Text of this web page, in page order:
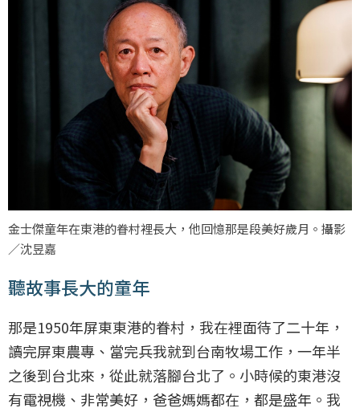
金士傑童年在東港的眷村裡長大，他回憶那是段美好歲月。攝影
／沈昱嘉
聽故事長大的童年
那是1950年屏東東港的眷村，我在裡面待了二十年，
讀完屏東農專、當完兵我就到台南牧場工作，一年半
之後到台北來，從此就落腳台北了。小時候的東港沒
有電視機、非常美好，爸爸媽媽都在，都是盛年。我